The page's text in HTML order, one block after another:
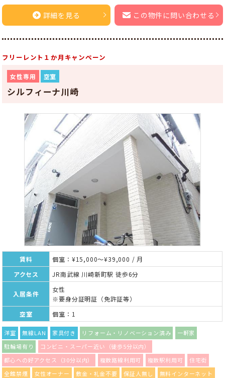
詳細を見る この物件に問い合わせる
フリーレント１か月キャンペーン
女性専用 空室
シルフィーナ川崎
賃料
個室：¥15,000～¥39,000 / 月
アクセス
JR南武線 川崎新町駅 徒歩6分
入居条件
女性
※要身分証明証（免許証等）
空室
個室：1
洋室 無線LAN 家具付き リフォーム・リノベーション済み
一軒家
駐輪場有り
コンビニ・スーパー近い（徒歩5分以内）
都心への好アクセス（30分以内）
複数路線利用可 複数駅利用可
住宅街
全館禁煙
女性オーナー 敷金・礼金不要 保証人無し 無料インターネット